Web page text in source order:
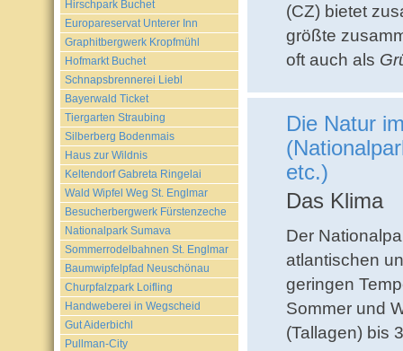
Hirschpark Buchet
Europareservat Unterer Inn
Graphitbergwerk Kropfmühl
Hofmarkt Buchet
Schnapsbrennerei Liebl
Bayerwald Ticket
Tiergarten Straubing
Silberberg Bodenmais
Haus zur Wildnis
Keltendorf Gabreta Ringelai
Wald Wipfel Weg St. Englmar
Besucherbergwerk Fürstenzeche
Nationalpark Sumava
Sommerrodelbahnen St. Englmar
Baumwipfelpfad Neuschönau
Churpfalzpark Loifling
Handweberei in Wegscheid
Gut Aiderbichl
Pullman-City
(CZ) bietet
größte
oft auch als
Die Natur
etc.)
Das Klima
Der
atlantischen
geringen
Sommer und
(Tallagen) bis